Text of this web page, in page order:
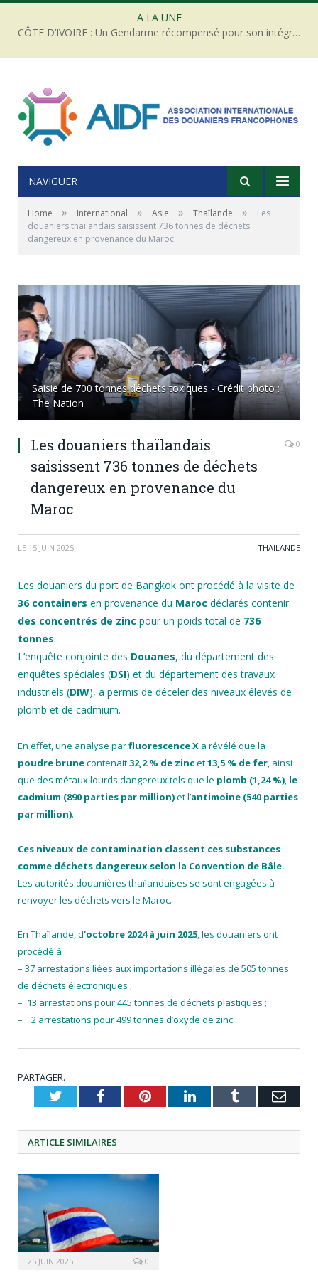
A LA UNE
CÔTE D’IVOIRE : Un Gendarme récompensé pour son intégrité face à une tentative de corruption
NAVIGUER
Home » International » Asie » Thaïlande »
Les
douaniers thaïlandais saisissent 736 tonnes de déchets
dangereux en provenance du Maroc
Saisie de 700 tonnes déchets toxiques - Crédit photo :
The Nation
Les douaniers thaïlandais
saisissent 736 tonnes de déchets
dangereux en provenance du
Maroc
0
LE 15 JUIN 2025 THAÏLANDE
Les douaniers du port de Bangkok ont procédé à la visite de
36 containers en provenance du Maroc déclarés contenir
des concentrés de zinc pour un poids total de 736
tonnes.
L’enquête conjointe des Douanes, du département des
enquêtes spéciales (DSI) et du département des travaux
industriels (DIW), a permis de déceler des niveaux élevés de
plomb et de cadmium.
En effet, une analyse parfluorescence X a révélé que la
poudre brunecontenait32,2 % de zincet13,5 % de fer, ainsi
que des métaux lourds dangereux tels que le plomb (1,24 %), le
cadmium (890 parties par million)et l’antimoine (540 parties
par million).
Ces niveaux de contamination classent ces substances
comme déchets dangereux selon la Convention de Bâle.
Les autorités douanières thaïlandaises se sont engagées à
renvoyer les déchets vers le Maroc.
En Thaïlande, d‘octobre 2024 à juin 2025, les douaniers ont
procédé à :
– 37 arrestations liées aux importations illégales de 505 tonnes
de déchets électroniques ;
– 13 arrestations pour 445 tonnes de déchets plastiques ;
– 2 arrestations pour 499 tonnes d’oxyde de zinc.
PARTAGER.
TwitterFacebookPinterestLinkedInTumblr
ARTICLE SIMILAIRES
25 JUIN 2025 0